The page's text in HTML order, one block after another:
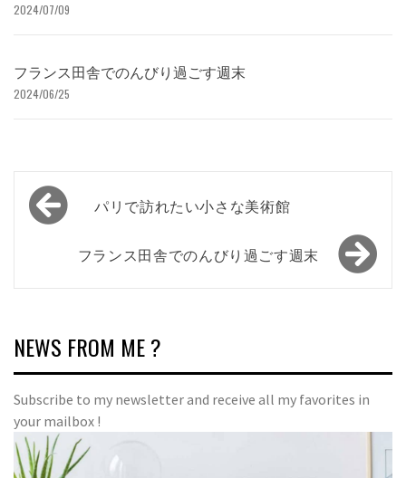
2024/07/09
フランス田舎でのんびり過ごす週末
2024/06/25
投
稿
ー
シ
ョ
ン
パリで訪れたい小さな美術館
フランス田舎でのんびり過ごす週末
NEWS FROM ME ?
Subscribe to my newsletter and receive all my favorites in
your mailbox !